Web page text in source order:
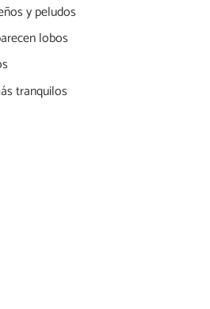
y peludos
lobos
tranquilos